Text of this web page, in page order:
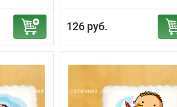
126 руб.